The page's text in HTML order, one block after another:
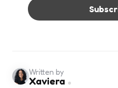
Written by
Xaviera